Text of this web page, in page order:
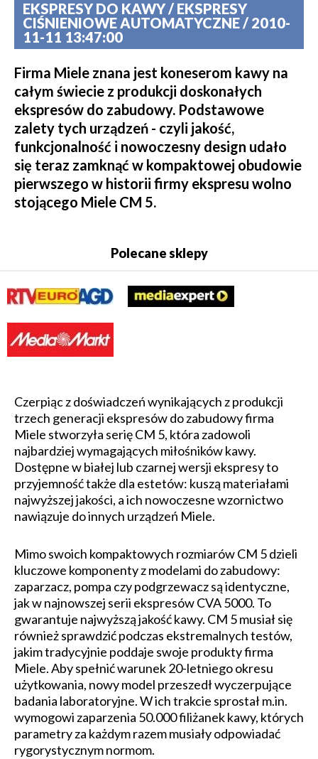
EKSPRESY DO KAWY / EKSPRESY
CIŚNIENIOWE AUTOMATYCZNE / 2010-
11-11 13:47:00
Firma Miele znana jest koneserom kawy na
całym świecie z produkcji doskonałych
ekspresów do zabudowy. Podstawowe
zalety tych urządzeń - czyli jakość,
funkcjonalność i nowoczesny design udało
się teraz zamknąć w kompaktowej obudowie
pierwszego w historii firmy ekspresu wolno
stojącego Miele CM 5.
Polecane sklepy
Czerpiąc z doświadczeń wynikających z produkcji
trzech generacji ekspresów do zabudowy firma
Miele stworzyła serię CM 5, która zadowoli
najbardziej wymagających miłośników kawy.
Dostępne w białej lub czarnej wersji ekspresy to
przyjemność także dla estetów: kuszą materiałami
najwyższej jakości, a ich nowoczesne wzornictwo
nawiązuje do innych urządzeń Miele.
Mimo swoich kompaktowych rozmiarów CM 5 dzieli
kluczowe komponenty z modelami do zabudowy:
zaparzacz, pompa czy podgrzewacz są identyczne,
jak w najnowszej serii ekspresów CVA 5000. To
gwarantuje najwyższą jakość kawy. CM 5 musiał się
również sprawdzić podczas ekstremalnych testów,
jakim tradycyjnie poddaje swoje produkty firma
Miele. Aby spełnić warunek 20-letniego okresu
użytkowania, nowy model przeszedł wyczerpujące
badania laboratoryjne. W ich trakcie sprostał m.in.
wymogowi zaparzenia 50.000 filiżanek kawy, których
parametry za każdym razem musiały odpowiadać
rygorystycznym normom.